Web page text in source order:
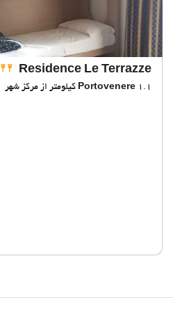
Residence Le Terrazze
Portovenere 1.1 کیلومتر از مرکز شهر